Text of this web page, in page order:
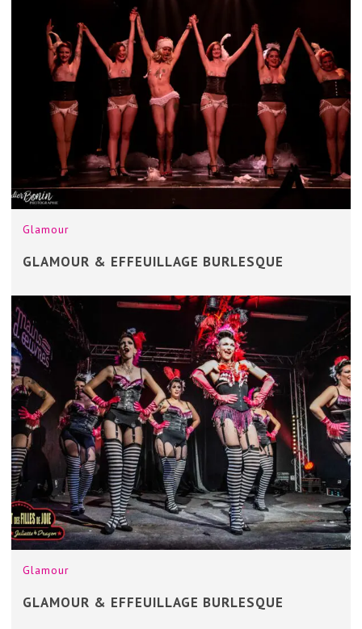
Glamour
GLAMOUR & EFFEUILLAGE BURLESQUE
Glamour
GLAMOUR & EFFEUILLAGE BURLESQUE